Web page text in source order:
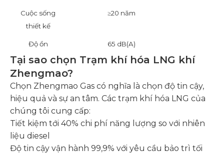
Cuộc sống
thiết kế
≥20 năm
Độ ồn 65 dB(A)
Tại sao chọn Trạm khí hóa LNG khí
Zhengmao?
Chọn Zhengmao Gas có nghĩa là chọn độ tin cậy,
hiệu quả và sự an tâm. Các trạm khí hóa LNG của
chúng tôi cung cấp:
Tiết kiệm tới 40% chi phí năng lượng so với nhiên
liệu diesel
Độ tin cậy vận hành 99,9% với yêu cầu bảo trì tối